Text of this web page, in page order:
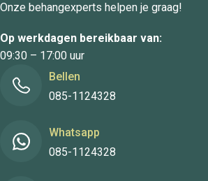
Onze behangexperts helpen je graag!
Op werkdagen bereikbaar van:
09:30 – 17:00 uur
Bellen
085-1124328
Whatsapp
085-1124328